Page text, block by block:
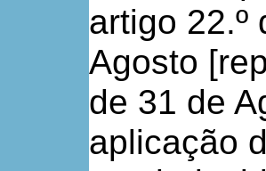
artigo 22.º
Agosto
de 31 de
aplicação